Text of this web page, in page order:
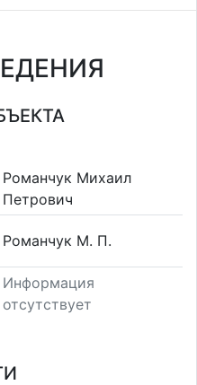
Романчук Михаил
Петрович
Романчук М. П.
Информация
отсутствует